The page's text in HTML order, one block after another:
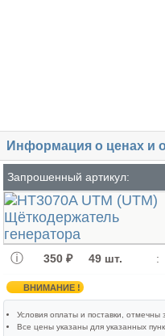
Информация о ценах и
Запрошенный артикул:
350 ₽ 49 шт. :
ВНИМАНИЕ !
Условия оплаты и поставки , отмечны
Все цены указаны для указанных